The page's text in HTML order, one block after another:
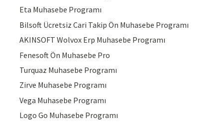
Eta Muhasebe Programı
Bilsoft Ücretsiz Cari Takip Ön Muhasebe Programı
AKINSOFT Wolvox Erp Muhasebe Programı
Fenesoft Ön Muhasebe Pro
Turquaz Muhasebe Programı
Zirve Muhasebe Programı
Vega Muhasebe Programı
Logo Go Muhasebe Programı